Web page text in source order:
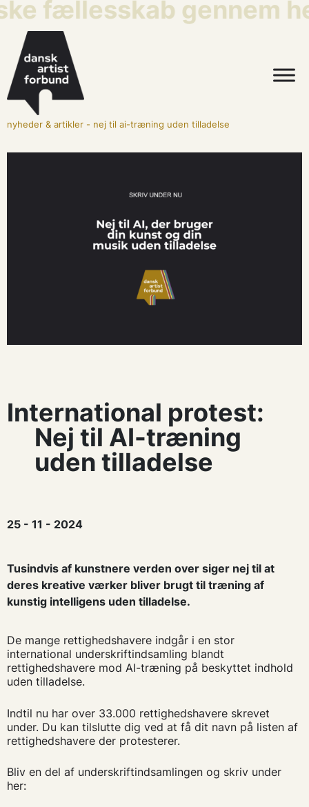
fællesskab gennem
nyheder & artikler- nej til ai-træning uden tilladelse
International protest:
Nej til AI-træning
uden tilladelse
25 - 11 - 2024
Tusindvis af kunstnere verden over siger nej til at
deres kreative værker bliver brugt til træning af
kunstig intelligens uden tilladelse.
De mange rettighedshavere indgår i en stor
international underskriftindsamling blandt
rettighedshavere mod AI-træning på beskyttet indhold
uden tilladelse.
Indtil nu har over 33.000 rettighedshavere skrevet
under. Du kan tilslutte dig ved at få dit navn på listen af
rettighedshavere der protesterer.
Bliv en del af underskriftindsamlingen og skriv under
her: